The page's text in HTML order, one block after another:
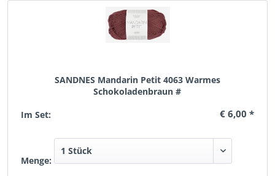
SANDNES Mandarin Petit 4063 Warmes
Schokoladenbraun #
Im Set:
€ 6,00 *
Menge: